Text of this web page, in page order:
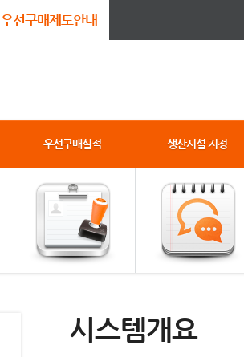
우선구매제도안내
우선구매실적 생산시설 지정
시스템개요